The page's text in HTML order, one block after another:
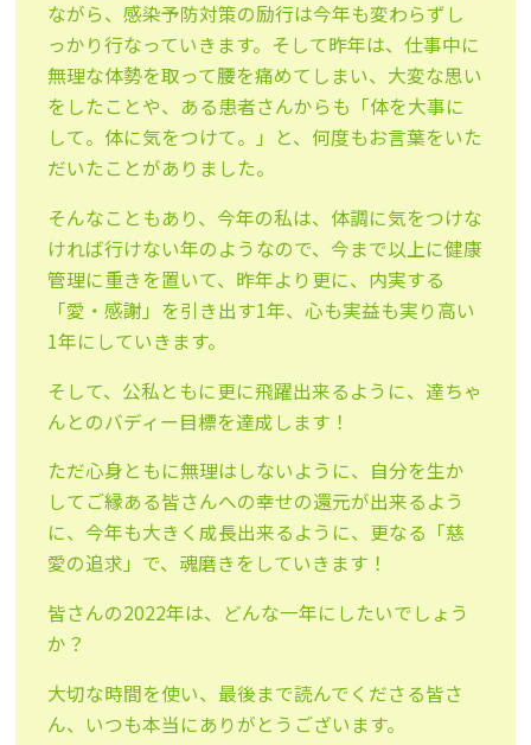
ながら、感染予防対策の励行は今年も変わらずし
っかり行なっていきます。そして昨年は、仕事中に
無理な体勢を取って腰を痛めてしまい、大変な思い
をしたことや、ある患者さんからも「体を大事に
して。体に気をつけて。」と、何度もお言葉をいた
だいたことがありました。
そんなこともあり、今年の私は、体調に気をつけな
ければ行けない年のようなので、今まで以上に健康
管理に重きを置いて、昨年より更に、内実する
「愛・感謝」を引き出す1年、心も実益も実り高い
1年にしていきます。
そして、公私ともに更に飛躍出来るように、達ちゃ
んとのバディー目標を達成します！
ただ心身ともに無理はしないように、自分を生か
してご縁ある皆さんへの幸せの還元が出来るよう
に、今年も大きく成長出来るように、更なる「慈
愛の追求」で、魂磨きをしていきます！
皆さんの2022年は、どんな一年にしたいでしょう
か？
大切な時間を使い、最後まで読んでくださる皆さ
ん、いつも本当にありがとうございます。